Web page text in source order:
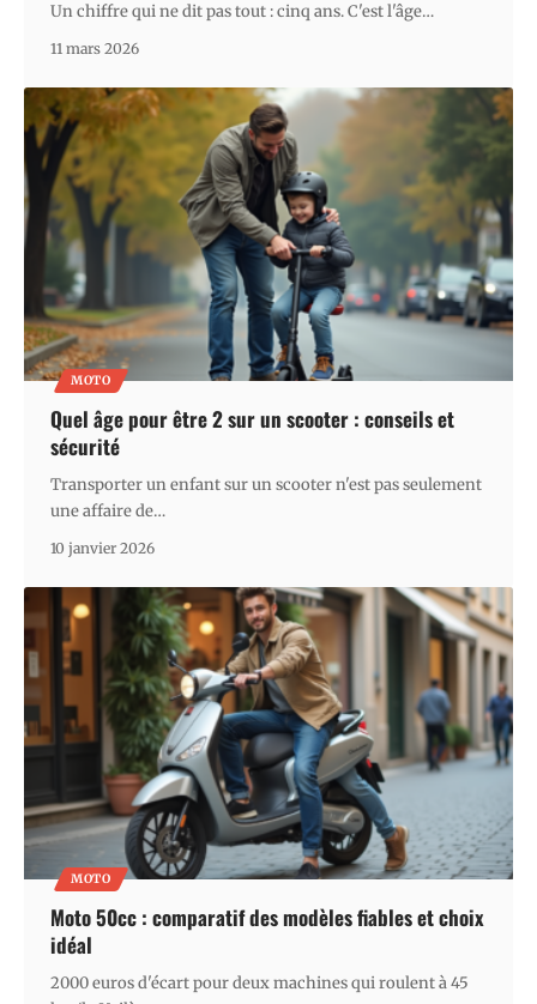
Un chiffre qui ne dit pas tout : cinq ans. C'est l'âge…
11 mars 2026
MOTO
Quel âge pour être 2 sur un scooter : conseils et
sécurité
Transporter un enfant sur un scooter n'est pas seulement
une affaire de…
10 janvier 2026
MOTO
Moto 50cc : comparatif des modèles fiables et choix
idéal
2000 euros d'écart pour deux machines qui roulent à 45